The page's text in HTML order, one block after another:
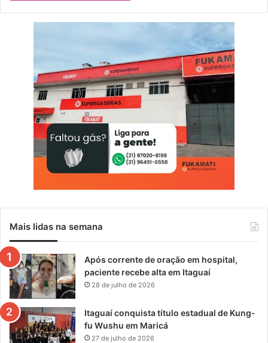
Mais lidas na semana
Após corrente de oração em hospital,
paciente recebe alta em Itaguaí
28 de julho de 2026
Itaguaí conquista título estadual de Kung-
fu Wushu em Maricá
27 de julho de 2026